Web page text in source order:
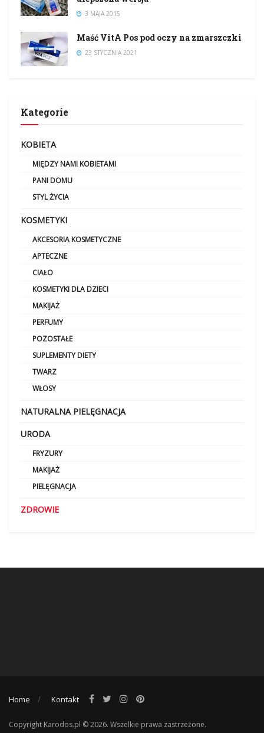
3 MAJA 2015
Maść VitA Pos pod oczy na zmarszczki
23 STYCZNIA 2021
Kategorie
KOBIETA
MIĘDZY NAMI KOBIETAMI
PANI DOMU
STYL ŻYCIA
KOSMETYKI
AKCESORIA KOSMETYCZNE
APTECZNE
CIAŁO
KOSMETYKI DLA DZIECI
MAKIJAŻ
PERFUMY
POZOSTAŁE
SUPLEMENTY DIETY
TWARZ
WŁOSY
NATURALNA PIELĘGNACJA
URODA
FRYZURY
MAKIJAŻ
PIELĘGNACJA
ZDROWIE
Home Kontakt
Copyright Karodos.pl © 2026. Wszelkie prawa zastrzeżone.